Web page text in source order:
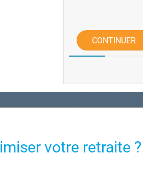
CONTINUER
votre retraite ?